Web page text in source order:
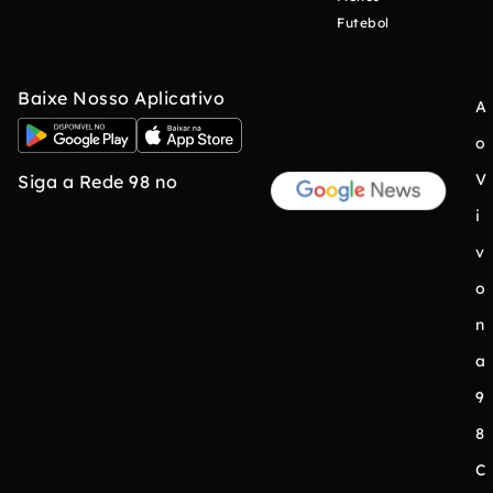
Futebol
Baixe Nosso Aplicativo
Siga a Rede 98 no
A
o
V
i
v
o
n
a
9
8
C